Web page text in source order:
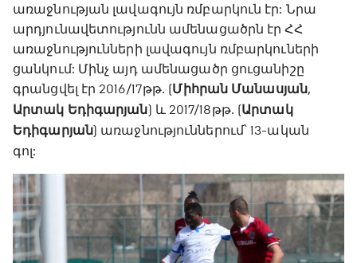
առաջնության լավագույն ռմբարկուն էր: Նրա
արդյունավետությունն ամենացածրն էր ՀՀ
առաջնությունների լավագույն ռմբարկուների
ցանկում: Մինչ այդ ամենացածր ցուցանիշը
գրանցվել էր 2016/17թթ. (Միհրան Մանասյան,
Արտակ Եդիգարյան) և 2017/18թթ. (Արտակ
Եդիգարյան) առաջնություններում՝ 13-ական
գոլ: